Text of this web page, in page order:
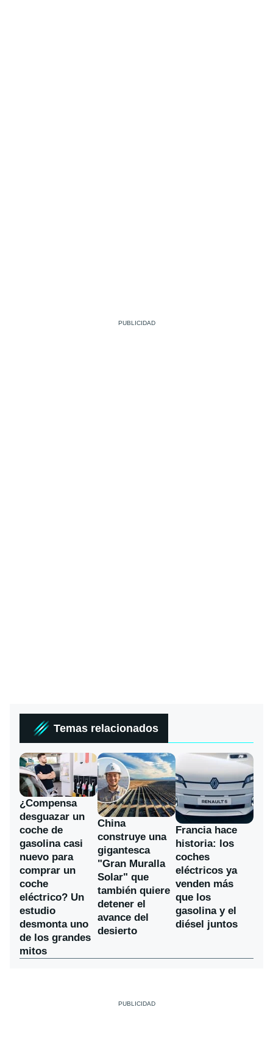
Temas relacionados
¿Compensa
desguazar un
coche de
gasolina casi
nuevo para
comprar un
coche
eléctrico? Un
estudio
desmonta uno
de los grandes
mitos
China
construye una
gigantesca
"Gran Muralla
Solar" que
también quiere
detener el
avance del
desierto
Francia hace
historia: los
coches
eléctricos ya
venden más
que los
gasolina y el
diésel juntos